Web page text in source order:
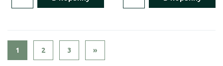
1 2 3 »Next